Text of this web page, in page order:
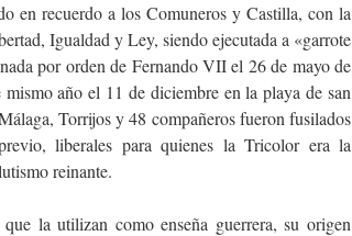
en recuerdo a los Comuneros y Castilla, con la
Igualdad y Ley, siendo ejecutada a «garrote
por orden de Fernando VII el 26 de mayo de
mismo año el 11 de diciembre en la playa de san
Torrijos y 48 compañeros​ fueron fusilados
liberales para quienes la Tricolor era la
reinante.
la utilizan como enseña guerrera, su origen